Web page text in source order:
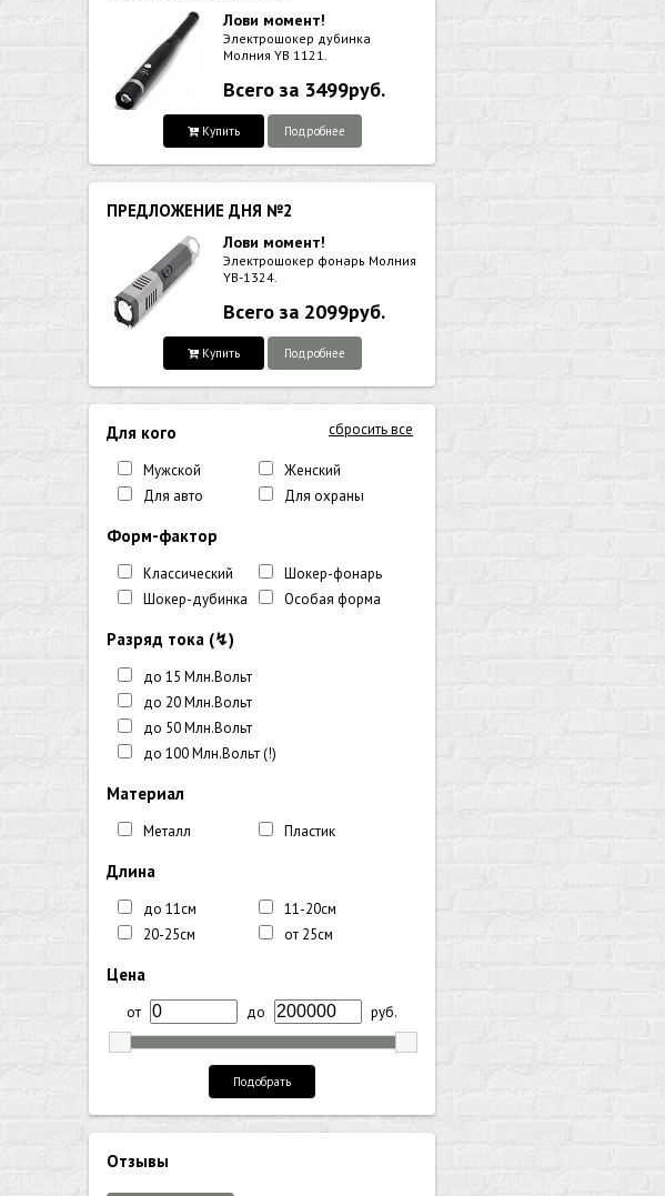
Лови момент!
Электрошокер дубинка
Молния YB 1121.
Всего за 3499руб.
Купить Подробнее
ПРЕДЛОЖЕНИЕ ДНЯ №2
Лови момент!
Электрошокер фонарь Молния
YB-1324.
Всего за 2099руб.
Купить Подробнее
сбросить все
Для кого
Мужской
Женский
Для авто
Для охраны
Форм-фактор
Классический
Шокер-фонарь
Шокер-дубинка
Особая форма
Разряд тока (↯)
до 15 Млн.Вольт
до 20 Млн.Вольт
до 50 Млн.Вольт
до 100 Млн.Вольт (!)
Материал
Металл Пластик
Длина
до 11см
11-20см
20-25см
от 25см
Цена
от до руб.
Подобрать
Отзывы